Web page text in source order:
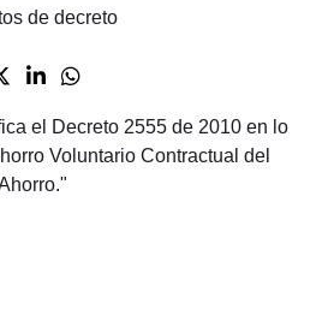
el Decreto 2555 de 2010 en lo
Voluntario Contractual del